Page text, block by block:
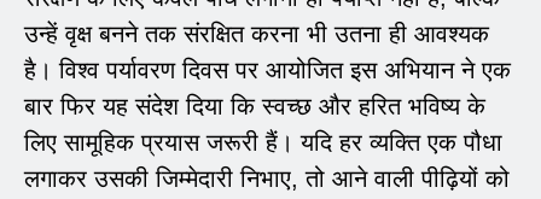
उन्हें वृक्ष बनने तक संरक्षित करना भी उतना ही आवश्यक
है। विश्व पर्यावरण दिवस पर आयोजित इस अभियान ने एक
बार फिर यह संदेश दिया कि स्वच्छ और हरित भविष्य के
लिए सामूहिक प्रयास जरूरी हैं। यदि हर व्यक्ति एक पौधा
लगाकर उसकी जिम्मेदारी निभाए, तो आने वाली पीढ़ियों को